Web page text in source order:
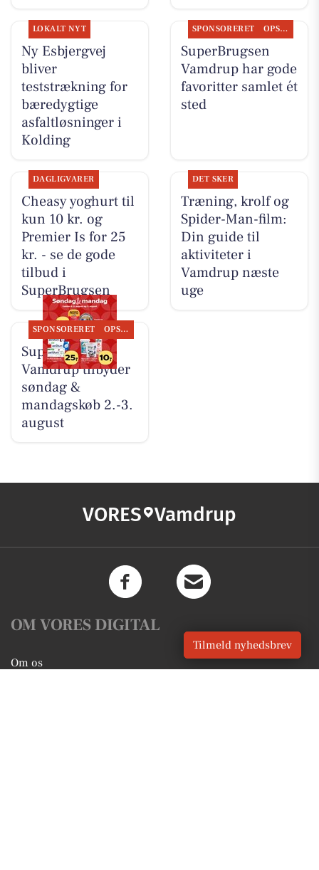
LOKALT NYT
Ny Esbjergvej
bliver
teststrækning for
bæredygtige
asfaltløsninger i
Kolding
SPONSORERET OPSLAGSTAVLEN
SuperBrugsen
Vamdrup har gode
favoritter samlet ét
sted
DAGLIGVARER
Cheasy yoghurt til
kun 10 kr. og
Premier Is for 25
kr. - se de gode
tilbud i
SuperBrugsen
DET SKER
Træning, krolf og
Spider-Man-film:
Din guide til
aktiviteter i
Vamdrup næste
uge
SPONSORERET OPSLAGSTAVLEN
SuperBrugsen
Vamdrup tilbyder
søndag &
mandagskøb 2.-3.
august
VORES Vamdrup
OM VORES DIGITAL
Om os
Tilmeld nyhedsbrev